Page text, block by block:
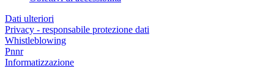
Dati ulteriori
Privacy - responsabile protezione dati
Whistleblowing
Pnnr
Informatizzazione